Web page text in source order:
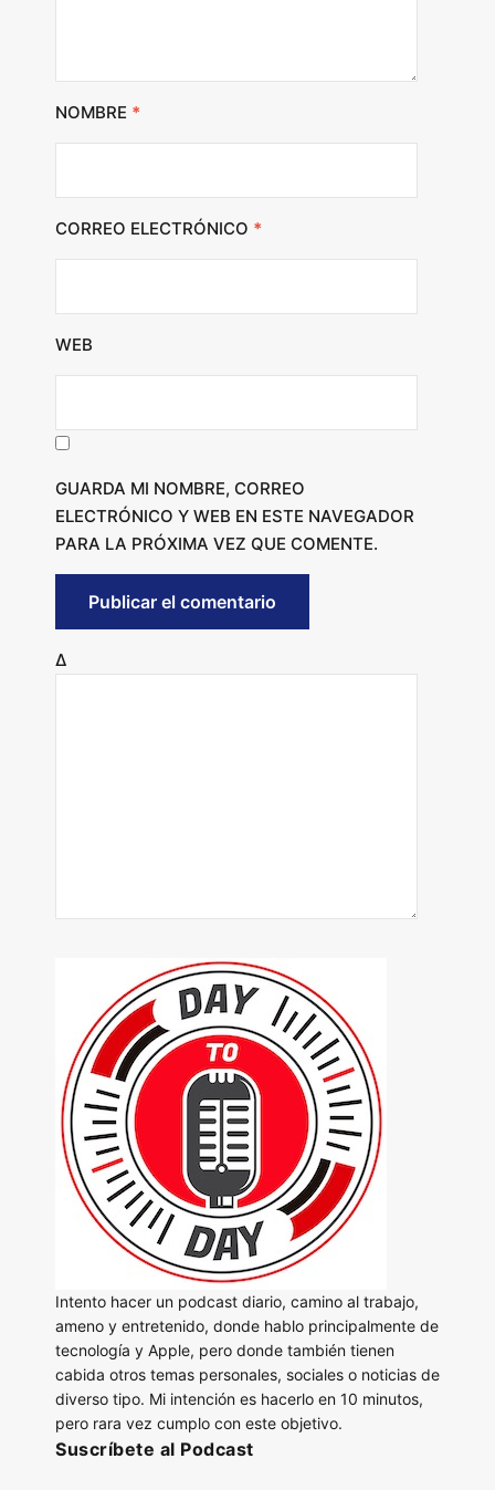
NOMBRE *
CORREO ELECTRÓNICO *
WEB
GUARDA MI NOMBRE, CORREO
ELECTRÓNICO Y WEB EN ESTE NAVEGADOR
PARA LA PRÓXIMA VEZ QUE COMENTE.
Δ
Intento hacer un podcast diario, camino al trabajo,
ameno y entretenido, donde hablo principalmente de
tecnología y Apple, pero donde también tienen
cabida otros temas personales, sociales o noticias de
diverso tipo. Mi intención es hacerlo en 10 minutos,
pero rara vez cumplo con este objetivo.
Suscríbete al Podcast